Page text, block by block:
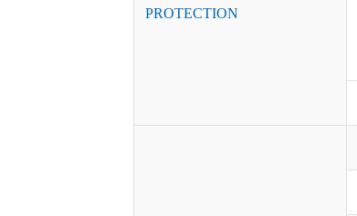
PROTECTION